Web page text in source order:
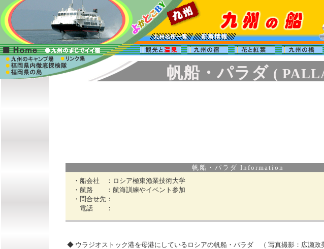
帆船・パラダ (
帆船・パラダ Information
・船会社 ： ロシア極東漁業技術大学
・航路 ： 航海訓練やイベント参加
・問合せ先：
電話 ：
◆ ウラジオストック港を母港にしているロシアの帆船・パラダ （ 写真撮影：広瀬政